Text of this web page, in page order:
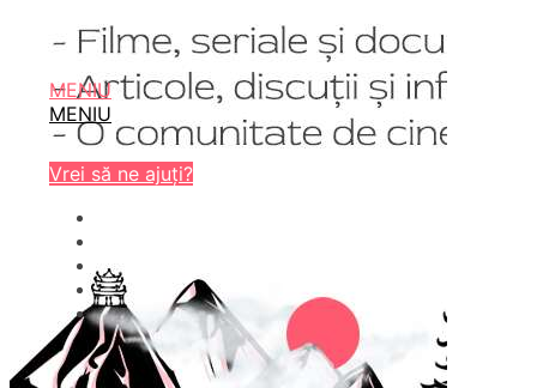
MENIU
MENIU
Vrei să ne ajuți?